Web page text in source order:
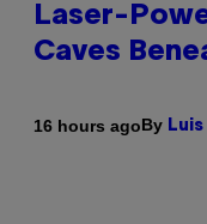
Laser-
Caves
16 hours agoBy